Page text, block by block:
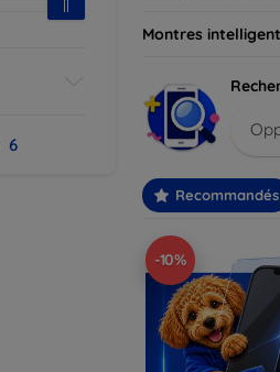
6
Montres
Recommandés
-10%